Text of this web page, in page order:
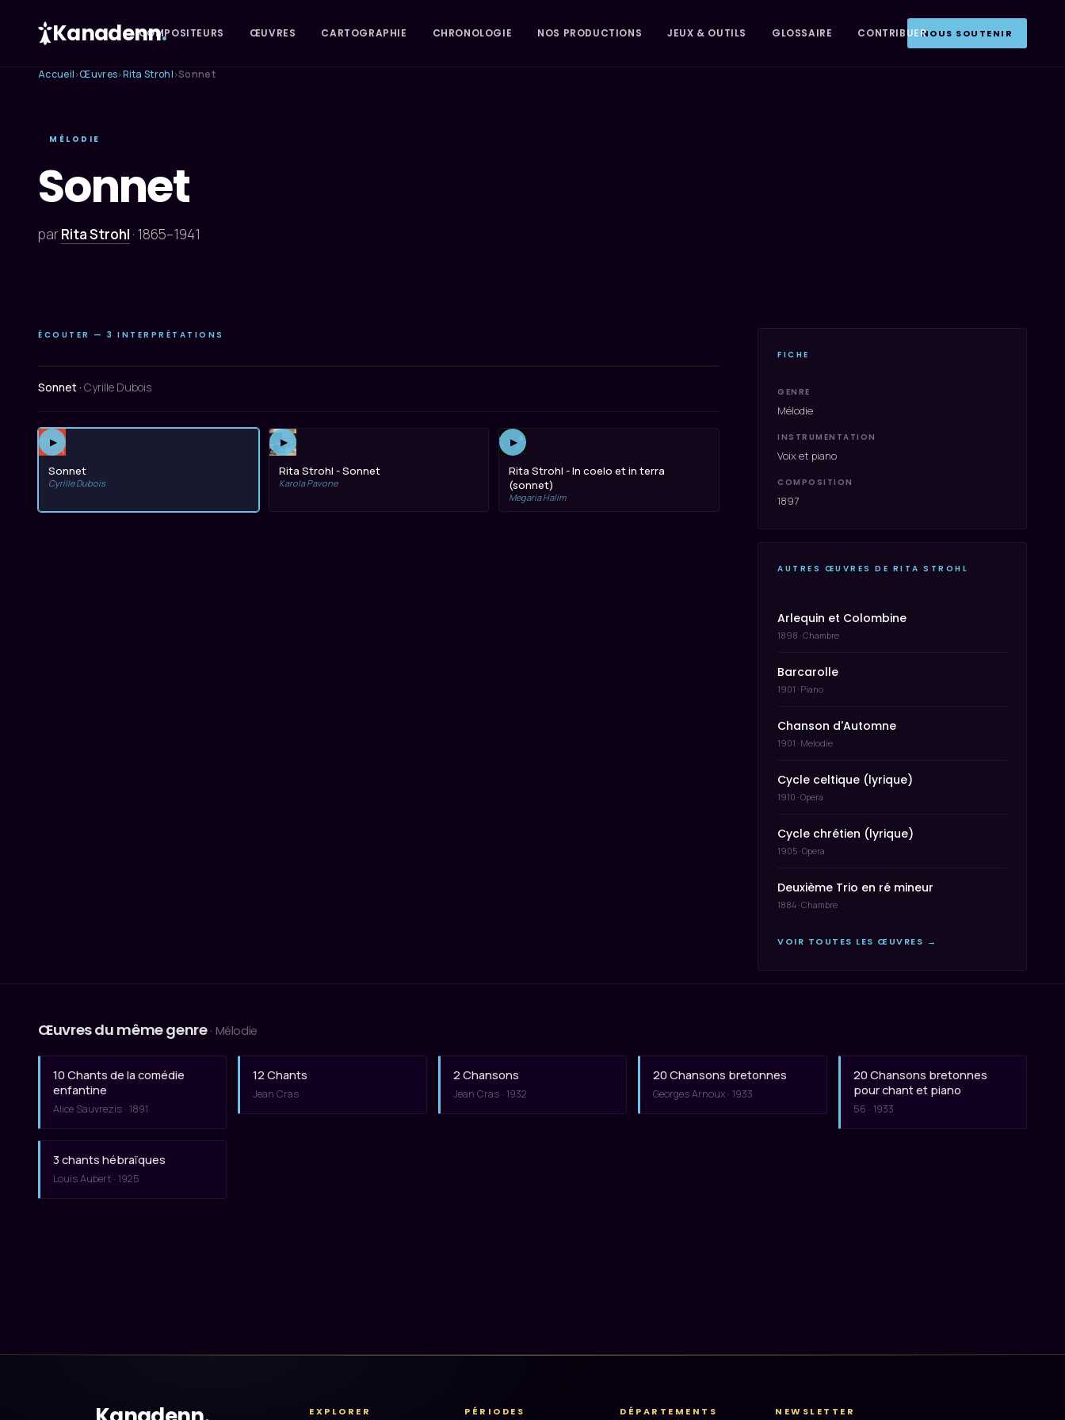
Kanadenn.
COMPOSITEURS ŒUVRES CARTOGRAPHIE CHRONOLOGIE NOS PRODUCTIONS JEUX & OUTILS GLOSSAIRE CONTRIBUERNOUS SOUTENIR
Accueil ›Œuvres›Rita Strohl ›Sonnet
MÉLODIE
Sonnet
parRita Strohl · 1865–1941
ÉCOUTER — 3 INTERPRÉTATIONS
Sonnet · Cyrille Dubois
▶
Sonnet
Cyrille Dubois
▶
Rita Strohl - Sonnet
Karola Pavone
▶
Rita Strohl - In coelo et in terra
(sonnet)
Megaria Halim
FICHE
GENRE
Mélodie
INSTRUMENTATION
Voix et piano
COMPOSITION
1897
AUTRES ŒUVRES DE RITA STROHL
Arlequin et Colombine
1898 · Chambre
Barcarolle
1901 · Piano
Chanson d'Automne
1901 · Melodie
Cycle celtique (lyrique)
1910 · Opera
Cycle chrétien (lyrique)
1905 · Opera
Deuxième Trio en ré mineur
1884 · Chambre
VOIR TOUTES LES ŒUVRES →
Œuvres du même genre · Mélodie
10 Chants de la comédie
enfantine
Alice Sauvrezis · 1891
12 Chants
Jean Cras
2 Chansons
Jean Cras · 1932
20 Chansons bretonnes
Georges Arnoux · 1933
20 Chansons bretonnes
pour chant et piano
56 · 1933
3 chants hébraïques
Louis Aubert · 1925
EXPLORER PÉRIODES DÉPARTEMENTS NEWSLETTER